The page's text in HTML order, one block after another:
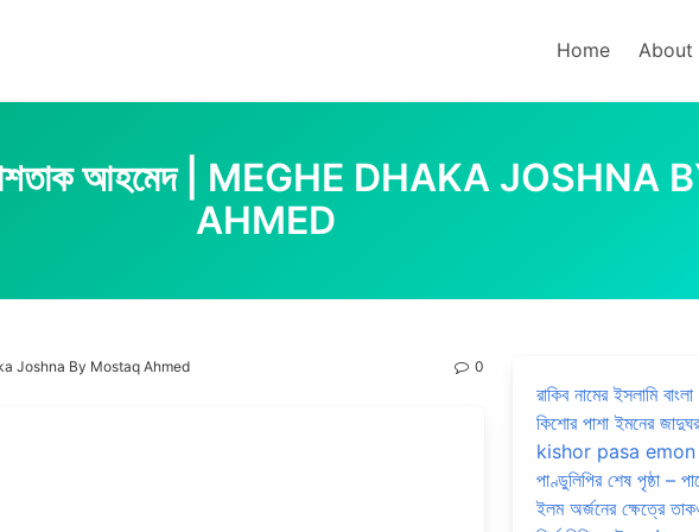
Home About
মোশতাক আহমেদ | MEGHE DHAKA JOSHNA
AHMED
Joshna By Mostaq Ahmed 0
রাকিব নামের ইসলামি
কিশোর পাশা ইমনের
kishor pasa emon
পাণ্ডুলিপির শেষ পৃষ্ঠা –
ইলম অর্জনের ক্ষেত্রে